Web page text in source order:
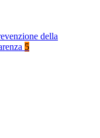
della
5